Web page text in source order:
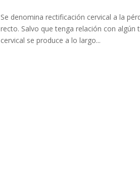
Se denomina rectificación cervical a la
recto. Salvo que tenga relación con
cervical se produce a lo largo...